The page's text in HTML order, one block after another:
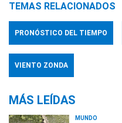
TEMAS RELACIONADOS
PRONÓSTICO DEL TIEMPO
VIENTO ZONDA
MÁS LEÍDAS
MUNDO